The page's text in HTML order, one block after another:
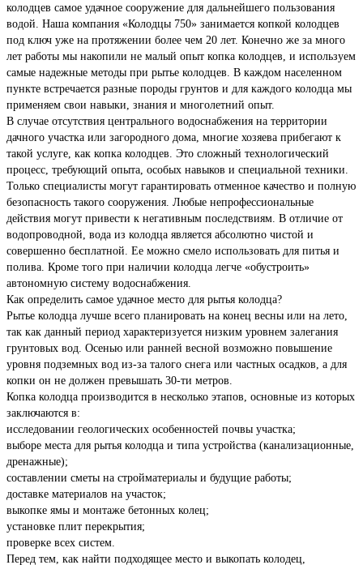
колодцев самое удачное сооружение для дальнейшего пользования
водой. Наша компания «Колодцы 750» занимается копкой колодцев
под ключ уже на протяжении более чем 20 лет. Конечно же за много
лет работы мы накопили не малый опыт копка колодцев, и используем
самые надежные методы при рытье колодцев. В каждом населенном
пункте встречается разные породы грунтов и для каждого колодца мы
применяем свои навыки, знания и многолетний опыт.
В случае отсутствия центрального водоснабжения на территории
дачного участка или загородного дома, многие хозяева прибегают к
такой услуге, как копка колодцев. Это сложный технологический
процесс, требующий опыта, особых навыков и специальной техники.
Только специалисты могут гарантировать отменное качество и полную
безопасность такого сооружения. Любые непрофессиональные
действия могут привести к негативным последствиям. В отличие от
водопроводной, вода из колодца является абсолютно чистой и
совершенно бесплатной. Ее можно смело использовать для питья и
полива. Кроме того при наличии колодца легче «обустроить»
автономную систему водоснабжения.
Как определить самое удачное место для рытья колодца?
Рытье колодца лучше всего планировать на конец весны или на лето,
так как данный период характеризуется низким уровнем залегания
грунтовых вод. Осенью или ранней весной возможно повышение
уровня подземных вод из-за талого снега или частных осадков, а для
копки он не должен превышать 30-ти метров.
Копка колодца производится в несколько этапов, основные из которых
заключаются в:
исследовании геологических особенностей почвы участка;
выборе места для рытья колодца и типа устройства (канализационные,
дренажные);
составлении сметы на стройматериалы и будущие работы;
доставке материалов на участок;
выкопке ямы и монтаже бетонных колец;
установке плит перекрытия;
проверке всех систем.
Перед тем, как найти подходящее место и выкопать колодец,